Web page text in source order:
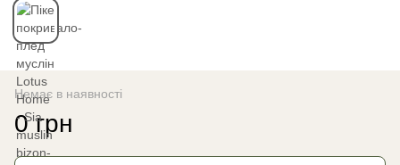
Немає в наявності
0 грн